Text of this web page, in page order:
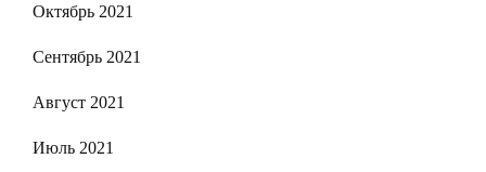
Октябрь 2021
Сентябрь 2021
Август 2021
Июль 2021